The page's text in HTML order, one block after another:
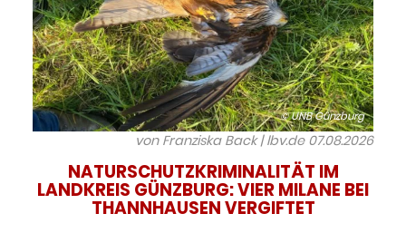
© UNB Günzburg
von Franziska Back | lbv.de 07.08.2026
NATURSCHUTZKRIMINALITÄT IM
LANDKREIS GÜNZBURG: VIER MILANE BEI
THANNHAUSEN VERGIFTET